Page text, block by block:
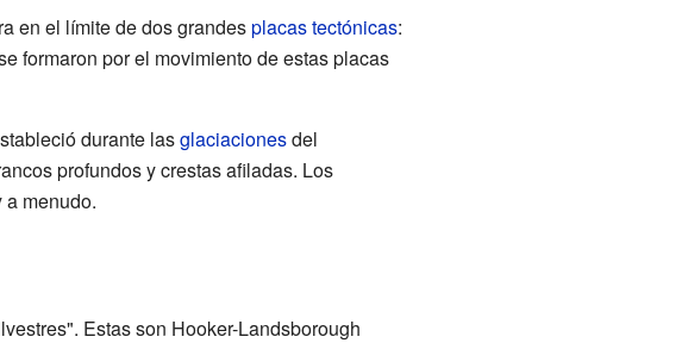
en el límite de dos grandesplacas tectónicas:
formaron por el movimiento de estas placas
durante lasglaciacionesdel
profundos y crestas afiladas. Los
menudo.
Estas son Hooker-Landsborough